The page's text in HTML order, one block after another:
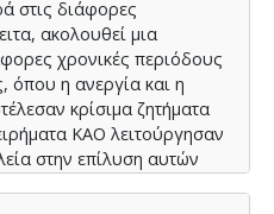
στις διάφορες
ακολουθεί μια
χρονικές περιόδους
όπου η ανεργία και η
κρίσιμα ζητήματα
ΚΑΟ λειτούργησαν
στην επίλυση αυτών